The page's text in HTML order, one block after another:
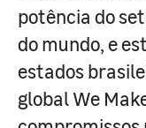
potência do
do mundo, e
estados
global We